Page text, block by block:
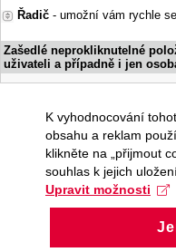
Řadič - umožní vám rychle
Zašedlé neprokliknutelné
uživateli a případně i jen
K vyhodnocování
obsahu a reklam
klikněte na „přijmout
souhlas k jejich
Upravit možnosti